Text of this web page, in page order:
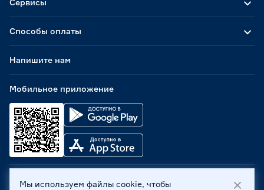
Способы оплаты
Мобильное приложение
Сервисы
Напишите нам
ООО «Бауцентр Рус» 2004 -2026, 236029, г. Калининград,
Мы используем файлы cookie, чтобы